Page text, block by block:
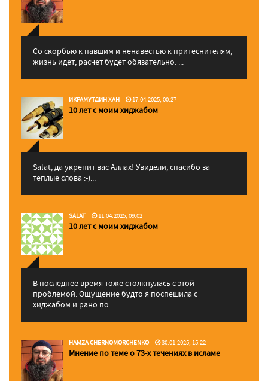
Со скорбью к павшим и ненавестью к притеснителям,
жизнь идет, расчет будет обязательно. ...
ИКРАМУТДИН ХАН 17.04.2025, 00:27
10 лет с моим хиджабом
Salat, да укрепит вас Аллаx! Увидели, спасибо за
теплые слова :-)...
SALAT 11.04.2025, 09:02
10 лет с моим хиджабом
В последнее время тоже столкнулась с этой
проблемой. Ощущение будто я поспешила с
хиджабом и рано по...
HAMZA CHERNOMORCHENKO 30.01.2025, 15:22
Мнение по теме о 73-х течениях в исламе